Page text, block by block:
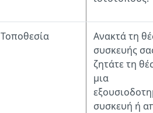
Τοποθεσία
Ανακτά τη
συσκευής
ζητάτε τη
μια
συσκευή ή